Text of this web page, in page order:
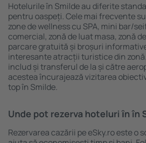
Hotelurile în Smilde au diferite
pentru oaspeți. Cele mai frecvente
zone de wellness cu SPA, mini bar/
comercial, zonă de luat masa, zonă
parcare gratuită și broșuri
interesante atracții turistice din
includ și transferul de la și către
acestea încurajează vizitarea
top în Smilde.
Unde pot rezerva hoteluri ȋn în
Rezervarea cazării pe eSky.ro este o